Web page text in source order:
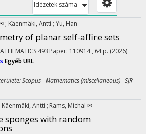
Idézetek száma
; Käenmäki, Antti ; Yu, Han
of planar self-affine sets
493 Paper: 110914 , 64 p. (2026)
Egyéb URL
Scopus - Mathematics (miscellaneous) SJR
Käenmäki, Antti ; Rams, Michal ✉
sponges with random